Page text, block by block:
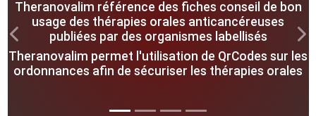
Theranovalim référence des fiches conseil de bon
usage des thérapies orales anticancéreuses
publiées par des organismes labellisés
Theranovalim permet l'utilisation de QrCodes sur les
ordonnances afin de sécuriser les thérapies orales
Previous